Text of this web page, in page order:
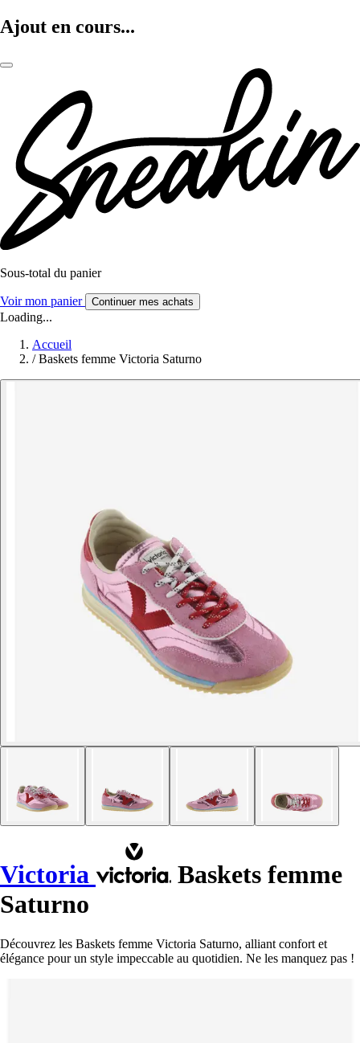
Ajout en cours...
Sous-total du panier
Voir mon panier Continuer mes achats
Loading...
Accueil
/ Baskets femme Victoria Saturno
Victoria
Baskets femme
Saturno
Découvrez les Baskets femme Victoria Saturno, alliant confort et
élégance pour un style impeccable au quotidien. Ne les manquez pas !